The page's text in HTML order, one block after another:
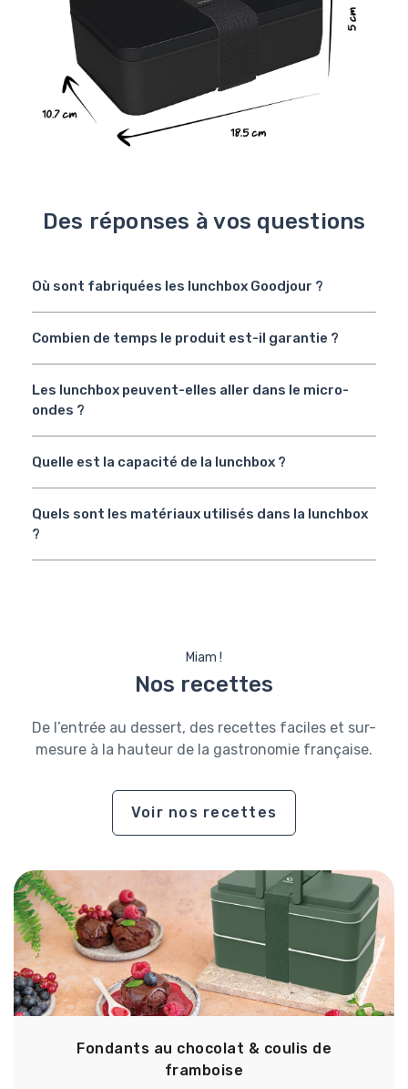
Des réponses à vos questions
Où sont fabriquées les lunchbox Goodjour ?
Combien de temps le produit est-il garantie ?
Les lunchbox peuvent-elles aller dans le micro-
ondes ?
Quelle est la capacité de la lunchbox ?
Quels sont les matériaux utilisés dans la lunchbox
?
Miam !
Nos recettes
De l’entrée au dessert, des recettes faciles et sur-
mesure à la hauteur de la gastronomie française.
Voir nos recettes
Fondants au chocolat & coulis de
framboise